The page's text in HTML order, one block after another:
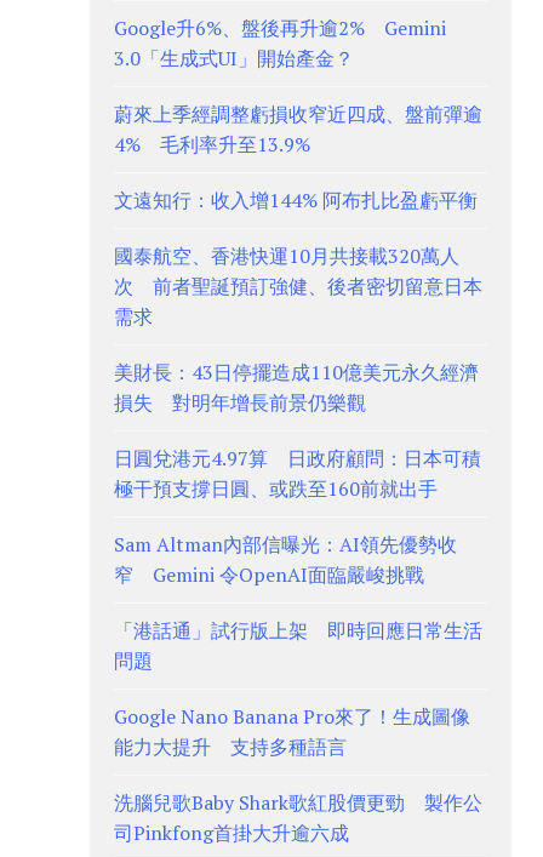
Google升6%、盤後再升逾2% Gemini
3.0「生成式UI」開始產金？
蔚來上季經調整虧損收窄近四成、盤前彈逾
4% 毛利率升至13.9%
文遠知行：收入增144% 阿布扎比盈虧平衡
國泰航空、香港快運10月共接載320萬人
次 前者聖誕預訂強健、後者密切留意日本
需求
美財長：43日停擺造成110億美元永久經濟
損失 對明年增長前景仍樂觀
日圓兌港元4.97算 日政府顧問：日本可積
極干預支撐日圓、或跌至160前就出手
Sam Altman內部信曝光：AI領先優勢收
窄 Gemini 令OpenAI面臨嚴峻挑戰
「港話通」試行版上架 即時回應日常生活
問題
Google Nano Banana Pro來了！生成圖像
能力大提升 支持多種語言
洗腦兒歌Baby Shark歌紅股價更勁 製作公
司Pinkfong首掛大升逾六成